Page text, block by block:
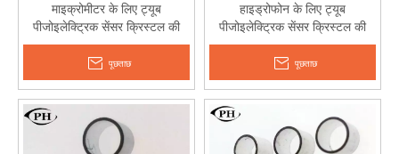
माइक्रोमीटर के लिए ट्यूब
पीजोइलेक्ट्रिक सेंसर क्रिस्टल की
लागत
पूछताछ
हाइड्रोफोन के लिए ट्यूब
पीजोइलेक्ट्रिक सेंसर क्रिस्टल की
लागत
पूछताछ